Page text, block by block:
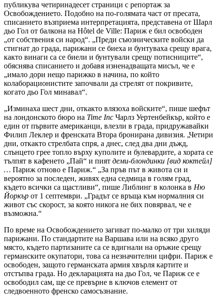
публикува четиринадесет страници с репортаж за
Освобождението. Подобно на по-голямата част от пресата,
списанието възприема интерпретацията, представена от Шарл
дьо Гол от балкона на Hôtel de Ville: Париж е бил освободен
„от собствения си народ“. „Преди съюзническите войски да
стигнат до града, парижани се биеха и бунтуваха срещу врага,
както винаги са се биели и бунтували срещу потисниците“,
обяснява списанието и добавя изненадващата мисъл, че е
„имало дори нещо парижко в начина, по който
колаборационистите започвали да стрелят от покривите,
когато дьо Гол минавал“.
„Изминаха шест дни, откакто влязоха войските“, пише шефът
на лондонското бюро на Time Inc Чарлз Уертенбейкър, който е
един от първите американци, влезли в града, придружавайки
Филип Леклер и френската Втора бронирана дивизия. „Четири
дни, откакто стрелбата спря, а днес, след два дни дъжд,
слънцето грее топло върху куполите и булевардите, а хората се
тълпят в кафенето „Пай“ и пият деми-блондинки [вид коктейл]
… Париж отново е Париж.“ „За пръв път в живота си и
вероятно за последен, живях една седмица в голям град,
където всички са щастливи“, пише Либлинг в колонка в Ню
Йоркър от 1 септември. „Градът се връща към нормалния си
живот със скорост, за която никога не бих повярвал, че е
възможна.“
По време на Освобождението загиват по-малко от три хиляди
парижани. По стандартите на Варшава или на всяко друго
място, където партизаните са се вдигнали на оръжие срещу
германските окупатори, това са незначителни цифри. Париж е
освободен, защото германската армия хвърля картите и
отстъпва града. Но декларацията на дьо Гол, че Париж се е
освободил сам, ще се превърне в ключов елемент от
следвоенното френско самосъзнание.